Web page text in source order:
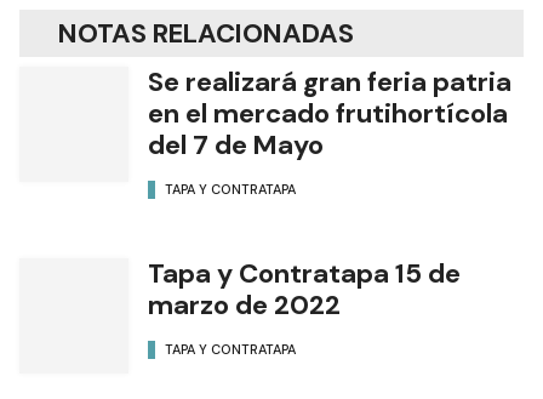
Diario Formosa
NOTAS RELACIONADAS